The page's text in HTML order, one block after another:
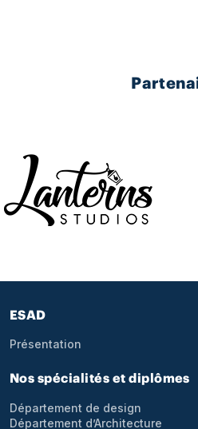
Pied de page
ESAD
Présentation
Nos spécialités et diplômes
Département de design
Département d’Architecture